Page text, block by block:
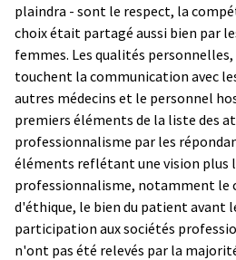
plaindra - sont le respect, la
choix était partagé aussi bien par
femmes. Les qualités
touchent la communication avec
autres médecins et le personnel
premiers éléments de la liste des
professionnalisme par les
éléments reflétant une vision plus
professionnalisme, notamment le
d'éthique, le bien du patient avant
participation aux sociétés
n'ont pas été relevés par la